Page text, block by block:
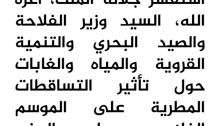
الله، السيد وزير الفلاحة
والصيد البحري والتنمية
القروية والمياه والغابات
حول تأثير التساقطات
المطرية على الموسم